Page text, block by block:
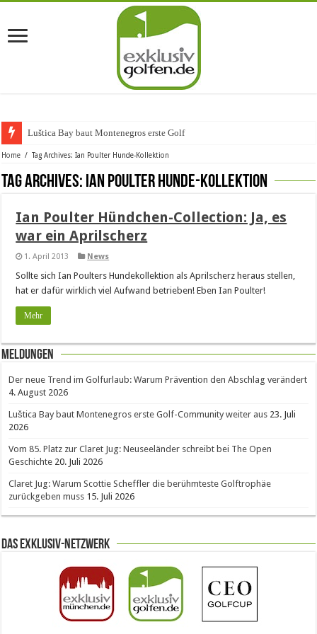
Luštica Bay baut Montenegros erste Golf-Co
Home / Tag Archives: Ian Poulter Hunde-Kollektion
Tag Archives: Ian Poulter Hunde-Kollektion
Ian Poulter Hündchen-Collection: Ja, es
war ein Aprilscherz
1. April 2013 News
Sollte sich Ian Poulters Hundekollektion als Aprilscherz heraus stellen,
hat er dafür wirklich viel Aufwand betrieben! Eben Ian Poulter!
Mehr
Meldungen
Der neue Trend im Golfurlaub: Warum Prävention den Abschlag verändert
4. August 2026
Luštica Bay baut Montenegros erste Golf-Community weiter aus 23. Juli
2026
Vom 85. Platz zur Claret Jug: Neuseeländer schreibt bei The Open
Geschichte 20. Juli 2026
Claret Jug: Warum Scottie Scheffler die berühmteste Golftrophäe
zurückgeben muss 15. Juli 2026
Das Exklusiv-Netzwerk